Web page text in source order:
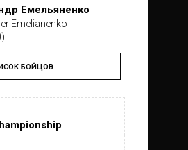
Емельяненко
Emelianenko
ВудлиБОЙЦОВ